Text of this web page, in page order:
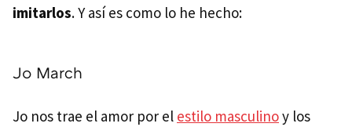
imitarlos. Y así es como lo he hecho:
Jo March
Jo nos trae el amor por el estilo masculinoy los